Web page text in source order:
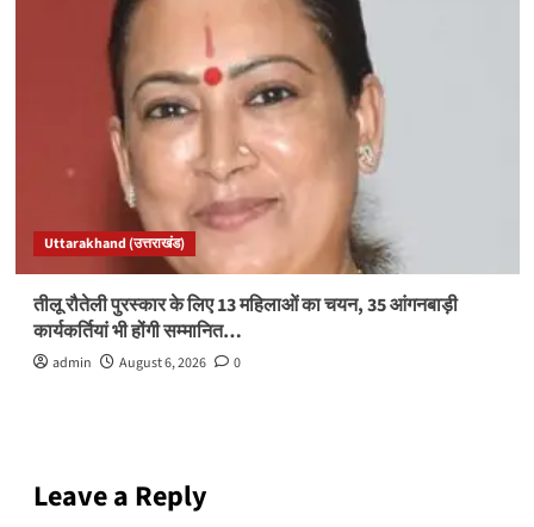
Uttarakhand (उत्तराखंड)
तीलू रौतेली पुरस्कार के लिए 13 महिलाओं का चयन, 35 आंगनबाड़ी
कार्यकर्तियां भी होंगी सम्मानित…
admin August 6, 2026 0
Leave a Reply